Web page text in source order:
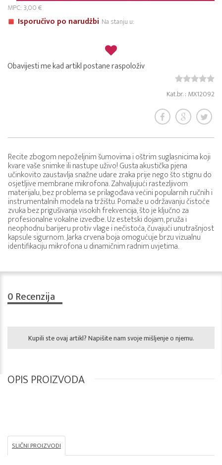
MPC: 3,00 €
Isporučivo po narudžbi Na stanju u:
Obavijesti me kad artikl postane raspoloživ
Kat.br. : MX12092
Recite zbogom nepoželjnim šumovima i oštrim suglasnicima koji
kvare vaše snimke ili nastupe uživo! Gusta akustička pjena
učinkovito zaustavlja snažne udare zraka prije nego što stignu do
osjetljive membrane mikrofona. Zahvaljujući rastezljivom
materijalu, bez problema se prilagođava većini popularnih ručnih i
instrumentalnih modela na tržištu. Pomaže u održavanju čistoće
zvuka bez prigušivanja visokih frekvencija, što je ključno za
profesionalne vokalne izvedbe. Uz estetski dojam, pruža i
neophodnu barijeru protiv vlage i nečistoća, čuvajući unutrašnjost
kapsule sigurnom. Jarka crvena boja omogućuje brzu vizualnu
identifikaciju mikrofona u dinamičnim radnim uvjetima.
0 Recenzija
Kupili ste ovaj artikl? Napišite nam svoje mišljenje o njemu.
OPIS PROIZVODA
SLIČNI PROIZVODI